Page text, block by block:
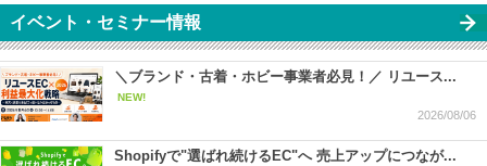
イベント・セミナー情報
＼ブランド・古着・ホビー事業者必見！／ リユース...
NEW!
2026/08/06
Shopifyで"選ばれ続けるEC"へ 売上アップにつなが...